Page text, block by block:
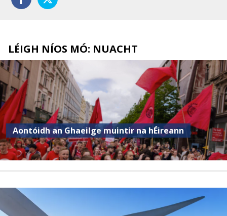
LÉIGH NÍOS MÓ: NUACHT
Aontóidh an Ghaeilge muintir na hÉireann